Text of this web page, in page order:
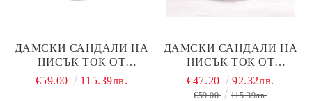
ДАМСКИ САНДАЛИ НА
НИСЪК ТОК ОТ
ЕСТЕСТВЕНА КОЖА В
€59.00 115.39лв.
ДАМСКИ САНДАЛИ НА
НИСЪК ТОК ОТ
ЕСТЕСТВЕНА КОЖА
ВЪВ ВИЗОНЕНО И
€47.20 92.32лв.
€59.00 115.39лв.